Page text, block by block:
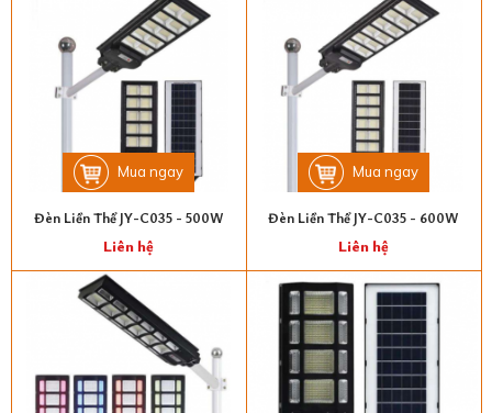
Mua ngay
Đèn Liền Thể JY-C035 - 500W
Liên hệ
Mua ngay
Đèn Liền Thể JY-C035 - 600W
Liên hệ